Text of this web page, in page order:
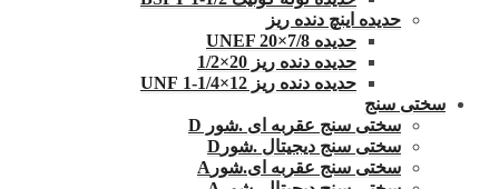
حدیده اینچ دنده ریز
حدیده UNEF 20×7/8
حدیده دنده ریز 20×1/2
حدیده دنده ریز 12×1/4-1 UNF
سختی سنج
سختی سنج عقربه ای .شور D
سختی سنج دیجیتال .شورD
سختی سنج عقربه ای.شورA